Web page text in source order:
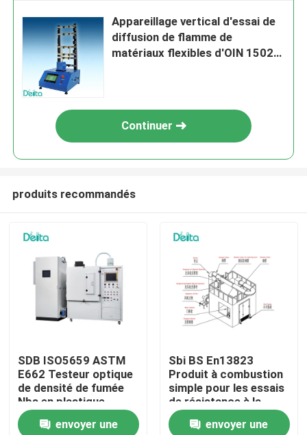
À la maison
Appareillage vertical d'essai de
diffusion de flamme de
matériaux flexibles d'OIN 15025
Continuer
produits recommandés
SDB ISO5659 ASTM
E662 Testeur optique
de densité de fumée
Nbs en plastique
envoyer une
Sbi BS En13823
Produit à combustion
simple pour les essais
de résistance à la
flamme
envoyer une